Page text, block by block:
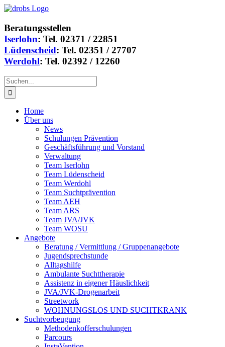
Zum
springen
Instagram
Facebook
LinkedIn
Beratungsstellen
Iserlohn: Tel. 02371 / 22851
Lüdenscheid: Tel. 02351 / 27707
Werdohl: Tel. 02392 / 12260
Suche
nach:
Home
Über uns
News
Schulungen Prävention
Geschäftsführung und Vorstand
Verwaltung
Team Iserlohn
Team Lüdenscheid
Team Werdohl
Team Suchtprävention
Team AEH
Team ARS
Team JVA/JVK
Team WOSU
Angebote
Beratung / Vermittlung / Gruppenangebote
Jugendsprechstunde
Alltagshilfe
Ambulante Suchttherapie
Assistenz in eigener Häuslichkeit
JVA/JVK-Drogenarbeit
Streetwork
WOHNUNGSLOS UND SUCHTKRANK
Suchtvorbeugung
Methodenkofferschulungen
Parcours